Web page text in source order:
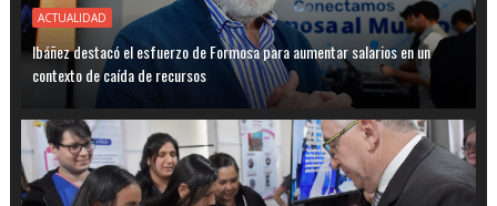
ACTUALIDAD
Ibáñez destacó el esfuerzo de Formosa para aumentar salarios en un
contexto de caída de recursos